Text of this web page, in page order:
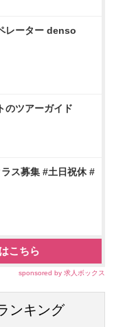
レーター denso
のツアーガイド
ラス募集 #土日祝休 #
こちら
sponsored by 求人ボックス
ンキング